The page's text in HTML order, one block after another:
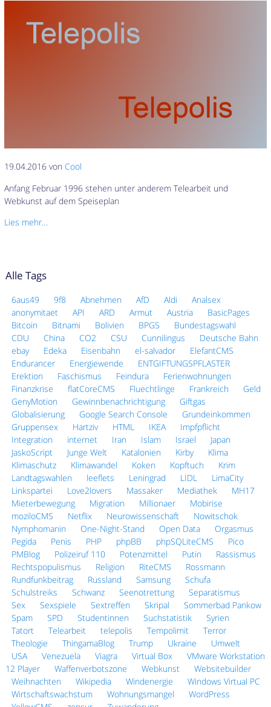
19.04.2016 vonCool
Anfang Februar 1996 stehen unter anderem Telearbeit und
Webkunst auf dem Speiseplan
Lies mehr…
Alle Tags
6aus49 9f8 Abnehmen AfD Aldi
Analsex
anonymitaet
API ARD Armut Austria
BasicPages
Bitcoin
Bitnami Bolivien BPGS
Bundestagswahl
CDU
China CO2 CSU Cunnilingus
Deutsche Bahn
ebay
Edeka Eisenbahn el-salvador
ElefantCMS
Endurancer
Energiewende
ENTGIFTUNGSPFLASTER
Erektion
Faschismus Feindura
Ferienwohnungen
Finanzkrise
flatCoreCMS Fluechtlinge Frankreich
Geld
GenyMotion
Gewinnbenachrichtigung
Giftgas
Globalisierung
Google Search Console
Grundeinkommen
Gruppensex
Hartziv HTML IKEA
Impfpflicht
Integration
internet Iran Islam Israel
Japan
JaskoScript
Junge Welt Katalonien Kirby
Klima
Klimaschutz
Klimawandel Koken Kopftuch
Krim
Landtagswahlen
leeflets Leningrad LIDL
LimaCity
Linkspartei
Love2lovers Massaker Mediathek
MH17
Mieterbewegung
Migration Millionaer
Mobirise
moziloCMS
Netflix Neurowissenschaft
Nowitschok
Nymphomanin
One-Night-Stand Open Data
Orgasmus
Pegida
Penis PHP phpBB phpSQLiteCMS
Pico
PMBlog
Polizeiruf 110 Potenzmittel Putin
Rassismus
Rechtspopulismus
Religion RiteCMS
Rossmann
Rundfunkbeitrag
Russland Samsung
Schufa
Schulstreiks
Schwanz Seenotrettung
Separatismus
Sex
Sexspiele Sextreffen Skripal
Sommerbad Pankow
Spam
SPD Studentinnen Suchstatistik
Syrien
Tatort
Telearbeit telepolis Tempolimit
Terror
Theologie
ThingamaBlog Trump Ukraine
Umwelt
USA
Venezuela Viagra Virtual Box
VMware Workstation
12 Player
Waffenverbotszone Webkunst
Websitebuilder
Weihnachten
Wikipedia Windenergie
Windows Virtual PC
Wirtschaftswachstum
Wohnungsmangel
WordPress